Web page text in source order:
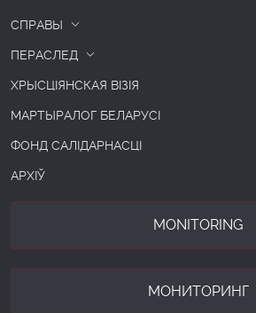
СПРАВЫ
ПЕРАСЛЕД
ХРЫСЦІЯНСКАЯ ВІЗІЯ
МАРТЫРАЛОГ БЕЛАРУСІ
ФОНД САЛІДАРНАСЦІ
АРХІЎ
MONITORING
МОНИТОРИНГ